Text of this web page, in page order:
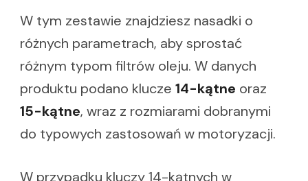
W tym zestawie znajdziesz nasadki o
różnych parametrach, aby sprostać
różnym typom filtrów oleju. W danych
produktu podano klucze 14-kątne oraz
15-kątne, wraz z rozmiarami dobranymi
do typowych zastosowań w motoryzacji.
W przypadku kluczy 14-kątnych w